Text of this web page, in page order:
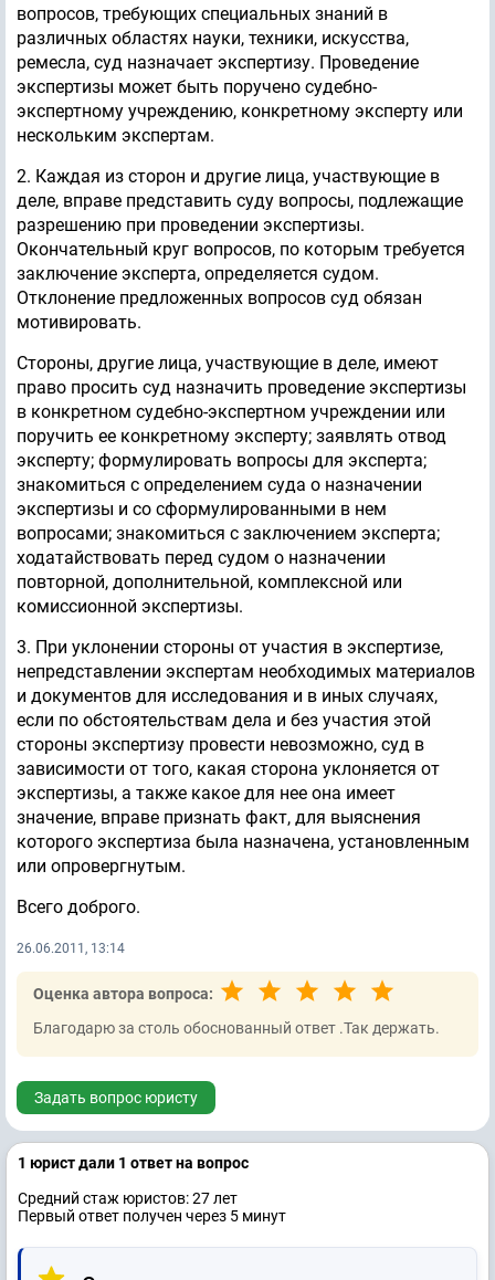
вопросов, требующих специальных знаний в
различных областях науки, техники, искусства,
ремесла, суд назначает экспертизу. Проведение
экспертизы может быть поручено судебно-
экспертному учреждению, конкретному эксперту или
нескольким экспертам.
2. Каждая из сторон и другие лица, участвующие в
деле, вправе представить суду вопросы, подлежащие
разрешению при проведении экспертизы.
Окончательный круг вопросов, по которым требуется
заключение эксперта, определяется судом.
Отклонение предложенных вопросов суд обязан
мотивировать.
Стороны, другие лица, участвующие в деле, имеют
право просить суд назначить проведение экспертизы
в конкретном судебно-экспертном учреждении или
поручить ее конкретному эксперту; заявлять отвод
эксперту; формулировать вопросы для эксперта;
знакомиться с определением суда о назначении
экспертизы и со сформулированными в нем
вопросами; знакомиться с заключением эксперта;
ходатайствовать перед судом о назначении
повторной, дополнительной, комплексной или
комиссионной экспертизы.
3. При уклонении стороны от участия в экспертизе,
непредставлении экспертам необходимых материалов
и документов для исследования и в иных случаях,
если по обстоятельствам дела и без участия этой
стороны экспертизу провести невозможно, суд в
зависимости от того, какая сторона уклоняется от
экспертизы, а также какое для нее она имеет
значение, вправе признать факт, для выяснения
которого экспертиза была назначена, установленным
или опровергнутым.
Всего доброго.
26.06.2011, 13:14
Оценка автора вопроса:
Благодарю за столь обоснованный ответ .Так держать.
Задать вопрос юристу
1 юрист дали 1 ответ на вопрос
Средний стаж юристов: 27 лет
Первый ответ получен через 5 минут